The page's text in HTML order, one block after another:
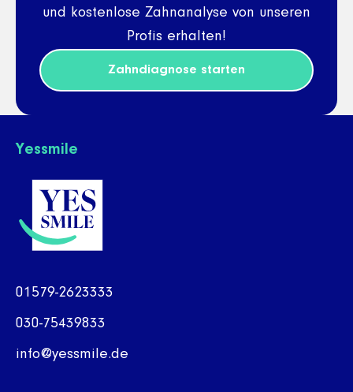
und kostenlose Zahnanalyse von unseren
Profis erhalten!
Zahndiagnose starten
Yessmile
01579-2623333
030-75439833
info@yessmile.de